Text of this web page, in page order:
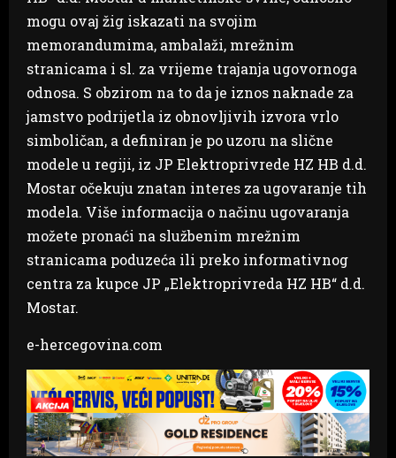
mogu ovaj žig iskazati na svojim
memorandumima, ambalaži, mrežnim
stranicama i sl. za vrijeme trajanja ugovornoga
odnosa. S obzirom na to da je iznos naknade za
jamstvo podrijetla iz obnovljivih izvora vrlo
simboličan, a definiran je po uzoru na slične
modele u regiji, iz JP Elektroprivrede HZ HB d.d.
Mostar očekuju znatan interes za ugovaranje tih
modela. Više informacija o načinu ugovaranja
možete pronaći na službenim mrežnim
stranicama poduzeća ili preko informativnog
centra za kupce JP „Elektroprivreda HZ HB“ d.d.
Mostar.
e-hercegovina.com